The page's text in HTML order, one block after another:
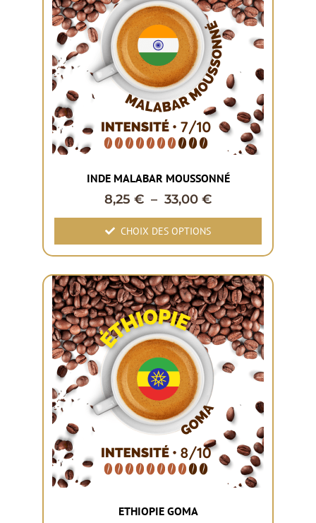
INDE MALABAR MOUSSONNÉ
8,25 € – 33,00 €
CHOIX DES OPTIONS
ETHIOPIE GOMA